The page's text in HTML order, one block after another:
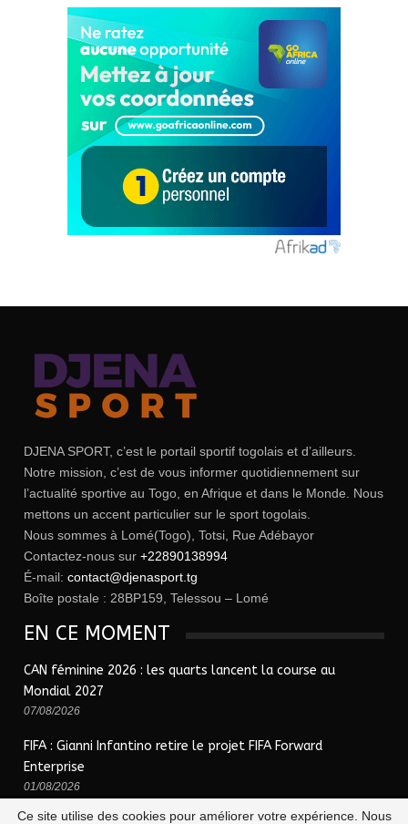
DJENA SPORT, c’est le portail sportif togolais et d’ailleurs.
Notre mission, c’est de vous informer quotidiennement sur
l’actualité sportive au Togo, en Afrique et dans le Monde. Nous
mettons un accent particulier sur le sport togolais.
Nous sommes à Lomé(Togo), Totsi, Rue Adébayor
Contactez-nous sur +22890138994
É-mail: contact@djenasport.tg
Boîte postale : 28BP159, Telessou – Lomé
EN CE MOMENT
CAN féminine 2026 : les quarts lancent la course au
Mondial 2027
07/08/2026
FIFA : Gianni Infantino retire le projet FIFA Forward
Enterprise
01/08/2026
Ce site utilise des cookies pour améliorer votre expérience. Nous